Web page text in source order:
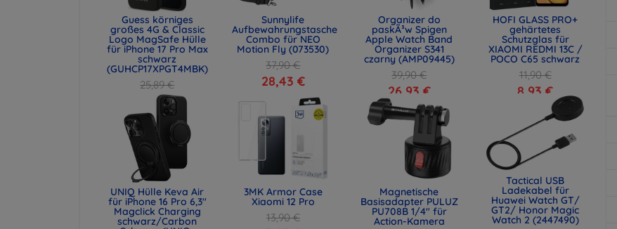
Guess körniges
großes 4G & Classic
Logo MagSafe Hülle
für iPhone 17 Pro Max
schwarz
(GUHCP17XPGT4MBK)
25,89 €
19,42 €
Sunnylife
Aufbewahrungstasche
Combo für NEO
Motion Fly (073530)
37,90 €
28,43 €
UNIQ Hülle Keva Air
für iPhone 16 Pro 6,3"
Magclick Charging
schwarz/Carbon
3MK Armor Case
Xiaomi 12 Pro
13,90 €
Organizer do
paskÃ³w Spigen
Apple Watch Band
Organizer S341
czarny (AMP09445)
39,90 €
26,93 €
HOFI GLASS PRO+
gehärtetes
Schutzglas für
XIAOMI REDMI 13C /
POCO C65 schwarz
11,90 €
8,93 €
Magnetische
Basisadapter PULUZ
PU708B 1/4" für
Action-Kamera
Tactical USB
Ladekabel für
Huawei Watch GT/
GT2/ Honor Magic
Watch 2 (2447490)